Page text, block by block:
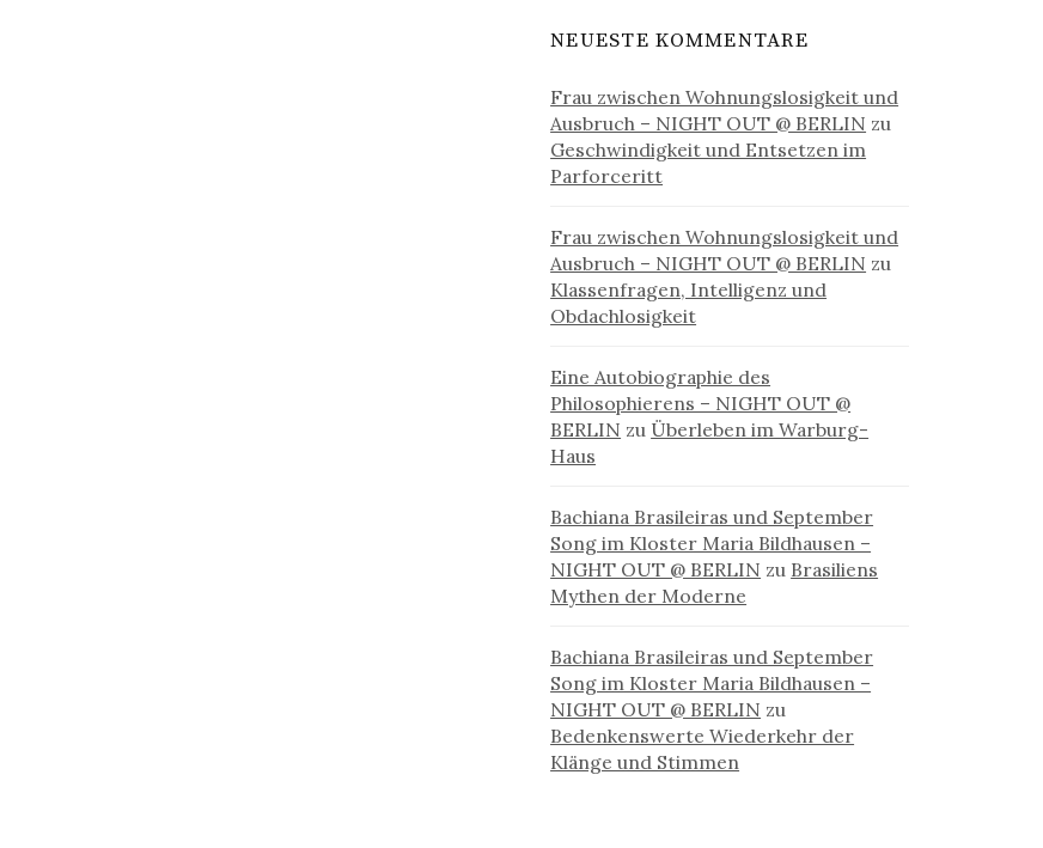
NEUESTE KOMMENTARE
Frau zwischen Wohnungslosigkeit und
Ausbruch – NIGHT OUT @ BERLIN zu
Geschwindigkeit und Entsetzen im
Parforceritt
Frau zwischen Wohnungslosigkeit und
Ausbruch – NIGHT OUT @ BERLIN zu
Klassenfragen, Intelligenz und
Obdachlosigkeit
Eine Autobiographie des
Philosophierens – NIGHT OUT @
BERLIN zu Überleben im Warburg-
Haus
Bachiana Brasileiras und September
Song im Kloster Maria Bildhausen –
NIGHT OUT @ BERLIN zu Brasiliens
Mythen der Moderne
Bachiana Brasileiras und September
Song im Kloster Maria Bildhausen –
NIGHT OUT @ BERLIN zu
Bedenkenswerte Wiederkehr der
Klänge und Stimmen